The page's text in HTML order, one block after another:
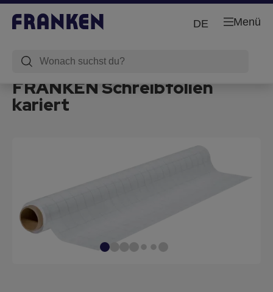
Menü
DE
FRANKEN Schreibfolien
kariert